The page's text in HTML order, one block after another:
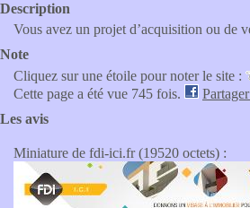
Description
Vous avez un projet d’acquisition ou de
Note
Cliquez sur une étoile pour noter le site :
Cette page a été vue 745 fois.
Les avis
Miniature de fdi-ici.fr (19520 octets) :